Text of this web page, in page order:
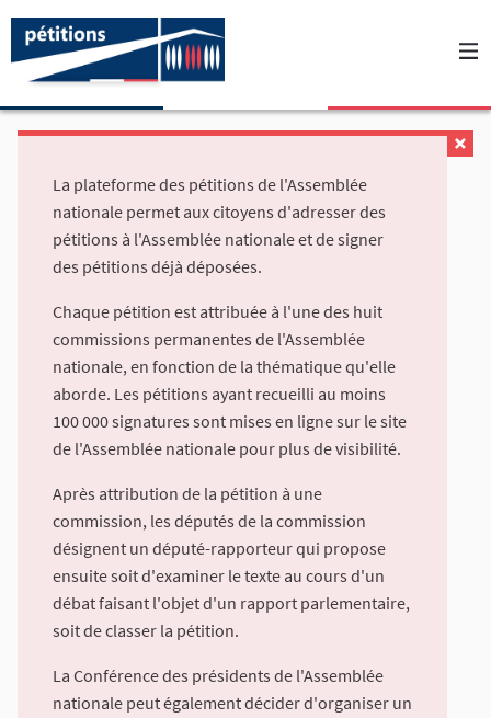
La plateforme des pétitions de l'Assemblée
nationale permet aux citoyens d'adresser des
pétitions à l'Assemblée nationale et de signer
des pétitions déjà déposées.
Chaque pétition est attribuée à l'une des huit
commissions permanentes de l'Assemblée
nationale, en fonction de la thématique qu'elle
aborde. Les pétitions ayant recueilli au moins
100 000 signatures sont mises en ligne sur le site
de l'Assemblée nationale pour plus de visibilité.
Après attribution de la pétition à une
commission, les députés de la commission
désignent un député-rapporteur qui propose
ensuite soit d'examiner le texte au cours d'un
débat faisant l'objet d'un rapport parlementaire,
soit de classer la pétition.
La Conférence des présidents de l'Assemblée
nationale peut également décider d'organiser un